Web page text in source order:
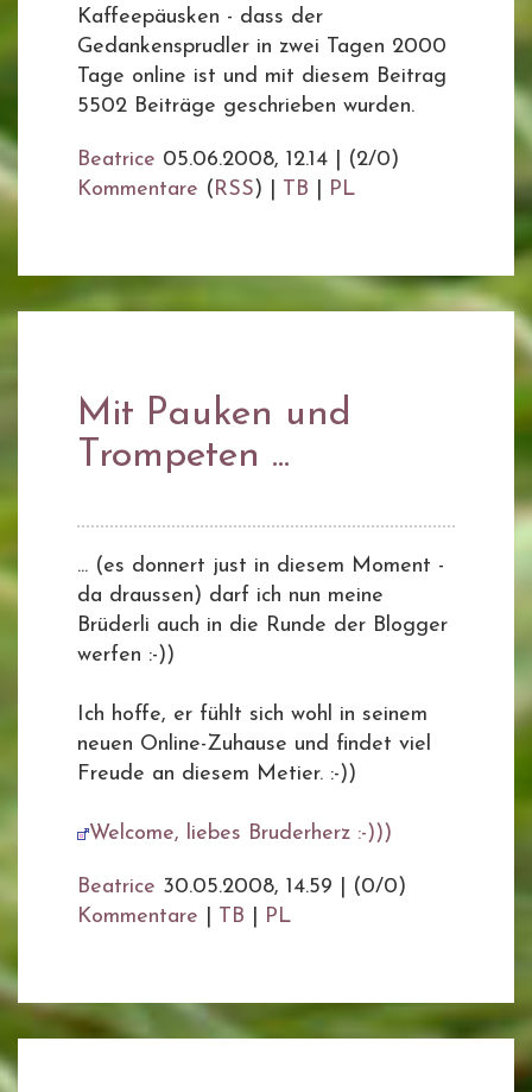
Kaffeepäusken - dass der
Gedankensprudler in zwei Tagen 2000
Tage online ist und mit diesem Beitrag
5502 Beiträge geschrieben wurden.
Beatrice 05.06.2008, 12.14
(2/0)
Kommentare ( RSS) | TB PL
Mit Pauken und
Trompeten ...
... (es donnert just in diesem Moment -
da draussen) darf ich nun meine
Brüderli auch in die Runde der Blogger
werfen :-))
Ich hoffe, er fühlt sich wohl in seinem
neuen Online-Zuhause und findet viel
Freude an diesem Metier. :-))
Welcome, liebes Bruderherz :-)))
Beatrice 30.05.2008, 14.59
(0/0)
Kommentare
TB PL